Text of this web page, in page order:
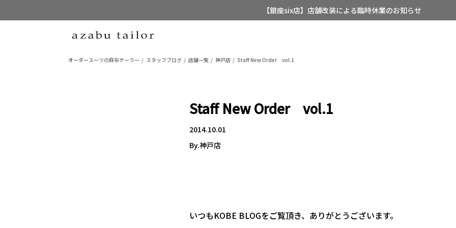
【銀座six店】店舗改装による臨時休業のお知らせ
オーダースーツの麻布テーラー スタッフブログ 店舗一覧 神戸店 Staff New Order vol.1
Staff New Order vol.1
2014.10.01
By.神戸店
いつもKOBE BLOGをご覧頂き、ありがとうございます。